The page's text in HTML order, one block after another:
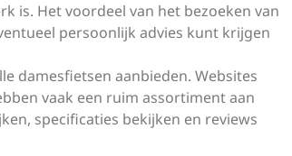
is. Het voordeel van het bezoeken van
persoonlijk advies kunt krijgen
damesfietsen aanbieden. Websites
vaak een ruim assortiment aan
specificaties bekijken en reviews